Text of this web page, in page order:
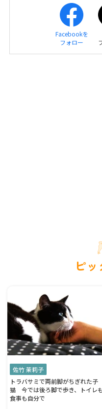
Facebookを
フォロー
ピ
佐竹 茉莉子
トラバサミで両前脚がちぎれた子
猫 今では後ろ脚で歩き、トイレも
食事も自分で